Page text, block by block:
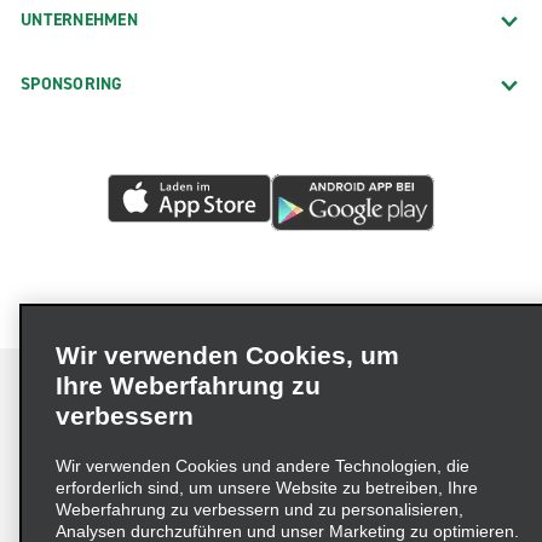
UNTERNEHMEN
SPONSORING
Impressum Nutzungsbedingungen
Datenschutzrichtlinie
Cookie-Richtlinie
Datenschutzoptionen
Lieferkettensorgfaltspflichtengesetz (LkSG) Grundsatzerklärung
Wir verwenden Cookies, um
Ihre Weberfahrung zu
verbessern
Wir verwenden Cookies und andere Technologien, die
erforderlich sind, um unsere Website zu betreiben, Ihre
Weberfahrung zu verbessern und zu personalisieren,
Analysen durchzuführen und unser Marketing zu optimieren.